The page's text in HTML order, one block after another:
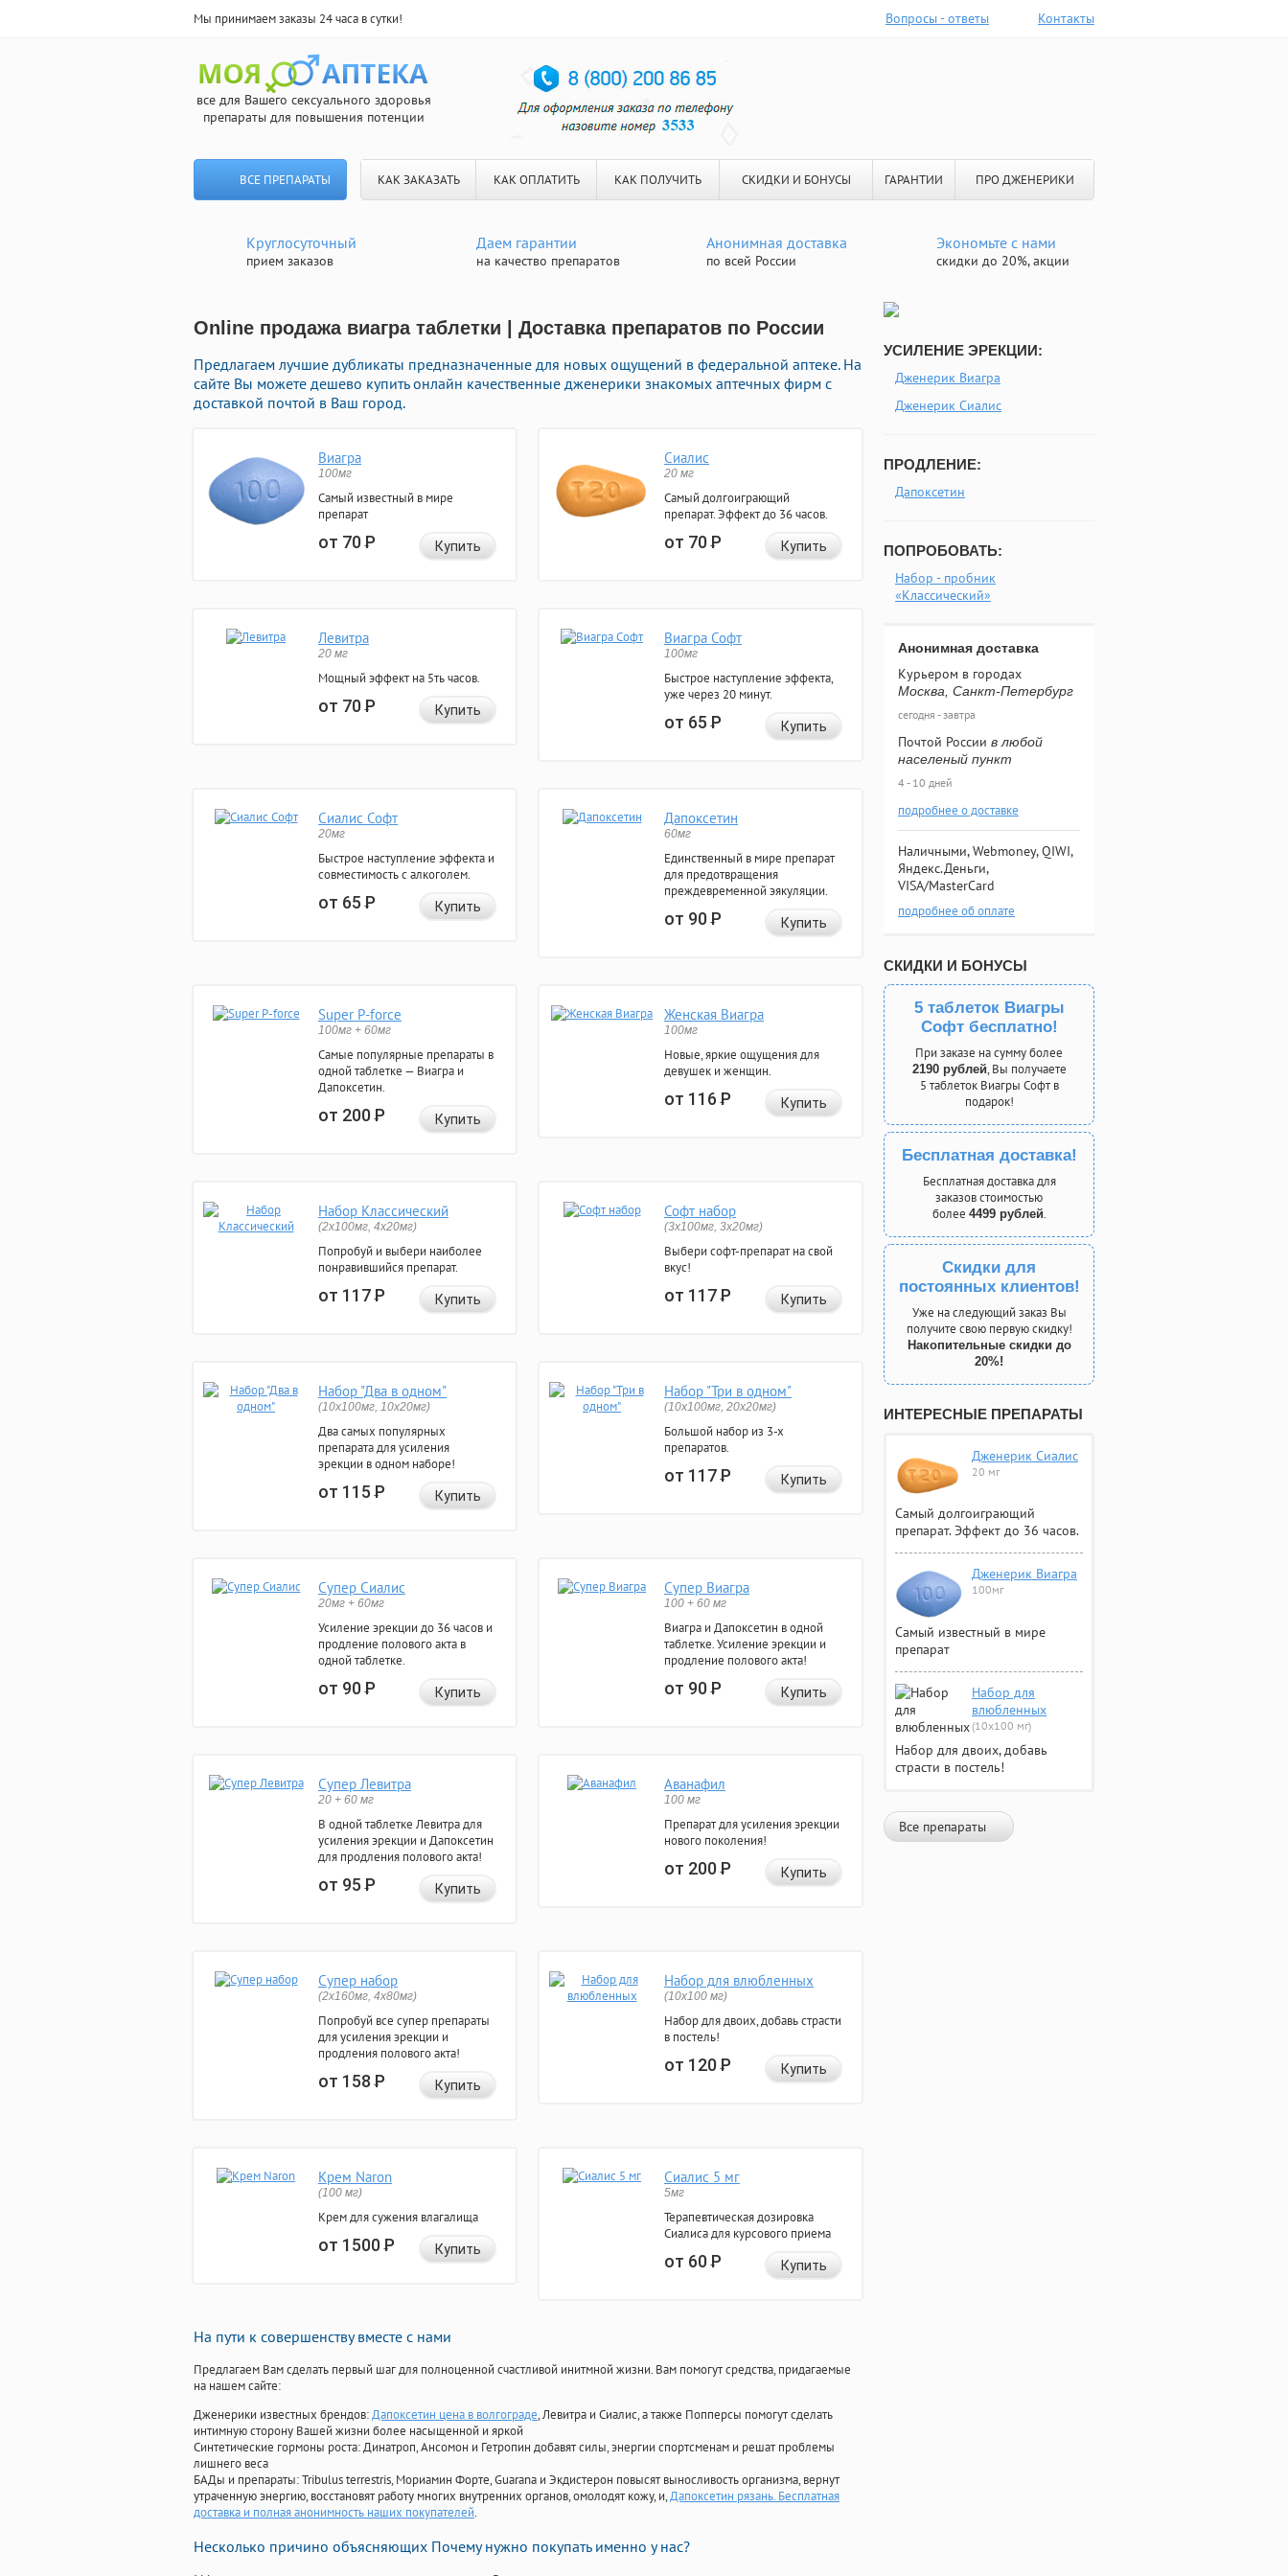
Мы принимаем заказы 24 часа в сутки! Вопросы - ответы Контакты
все для Вашего сексуального здоровья
препараты для повышения потенции
ВСЕ ПРЕПАРАТЫ КАК ЗАКАЗАТЬ КАК ОПЛАТИТЬ КАК ПОЛУЧИТЬ СКИДКИ И БОНУСЫ ГАРАНТИИ ПРО ДЖЕНЕРИКИ
Круглосуточный
прием заказов
Даем гарантии
на качество препаратов
Анонимная доставка
по всей России
Экономьте с нами
скидки до 20%, акции
Online продажа виагра таблетки | Доставка препаратов по России
Предлагаем лучшие дубликаты предназначенные для новых ощущений в федеральной аптеке. На
сайте Вы можете дешево купить онлайн качественные дженерики знакомых аптечных фирм с
доставкой почтой в Ваш город.
Виагра
100мг
Самый известный в мире
препарат
от 70Р Купить
Сиалис
20 мг
Самый долгоиграющий
препарат. Эффект до 36 часов.
от 70Р Купить
Левитра
20 мг
Мощный эффект на 5ть часов.
от 70Р Купить
Виагра Софт
100мг
Быстрое наступление эффекта,
уже через 20 минут.
от 65Р Купить
Сиалис Софт
20мг
Быстрое наступление эффекта и
совместимость с алкоголем.
от 65Р Купить
Дапоксетин
60мг
Единственный в мире препарат
для предотвращения
преждевременной эякуляции.
от 90Р Купить
Super P-force
100мг + 60мг
Самые популярные препараты в
одной таблетке — Виагра и
Дапоксетин.
от 200Р Купить
Женская Виагра
100мг
Новые, яркие ощущения для
девушек и женщин.
от 116Р Купить
Набор Классический
(2x100мг, 4x20мг)
Попробуй и выбери наиболее
понравившийся препарат.
от 117Р Купить
Софт набор
(3x100мг, 3x20мг)
Выбери софт-препарат на свой
вкус!
от 117Р Купить
Набор "Два в одном"
(10x100мг, 10x20мг)
Два самых популярных
препарата для усиления
эрекции в одном наборе!
от 115Р Купить
Набор "Три в одном"
(10x100мг, 20x20мг)
Большой набор из 3-х
препаратов.
от 117Р Купить
Супер Сиалис
20мг + 60мг
Усиление эрекции до 36 часов и
продление полового акта в
одной таблетке.
от 90Р Купить
Супер Виагра
100 + 60 мг
Виагра и Дапоксетин в одной
таблетке. Усиление эрекции и
продление полового акта!
от 90Р Купить
Супер Левитра
20 + 60 мг
В одной таблетке Левитра для
усиления эрекции и Дапоксетин
для продления полового акта!
от 95Р Купить
Аванафил
100 мг
Препарат для усиления эрекции
нового поколения!
от 200Р Купить
Супер набор
(2х160мг, 4х80мг)
Попробуй все супер препараты
для усиления эрекции и
продления полового акта!
от 158Р Купить
Набор для влюбленных
(10х100 мг)
Набор для двоих, добавь страсти
в постель!
от 120Р Купить
Крем Naron
(100 мг)
Крем для сужения влагалища
от 1500Р Купить
Сиалис 5 мг
5мг
Терапевтическая дозировка
Сиалиса для курсового приема
от 60Р Купить
На пути к совершенству вместе с нами
Предлагаем Вам сделать первый шаг для полноценной счастливой инитмной жизни. Вам помогут средства, придагаемые
на нашем сайте:
Дженерики известных брендов:Дапоксетин цена в волгограде, Левитра и Сиалис, а также Попперсы помогут сделать
интимную сторону Вашей жизни более насыщенной и яркой
Синтетические гормоны роста: Динатроп, Ансомон и Гетропин добавят силы, энергии спортсменам и решат проблемы
лишнего веса
БАДы и препараты:Tribulus terrestris, Мориамин Форте, Guarana и Экдистерон повысят выносливость организма, вернут
утраченную энергию, восстановят работу многих внутренних органов, омолодят кожу, и,Дапоксетин рязань. Бесплатная
доставка и полная анонимность наших покупателей.
Несколько причино объясняющих Почему нужно покупать именно у нас?
УСИЛЕНИЕ ЭРЕКЦИИ:
Дженерик Виагра
Дженерик Сиалис
ПРОДЛЕНИЕ:
Дапоксетин
ПОПРОБОВАТЬ:
Набор - пробник
«Классический»
Анонимная доставка
Курьером в городах
Москва, Санкт-Петербург
сегодня - завтра
Почтой России в любой
населеный пункт
4 - 10 дней
подробнее о доставке
Наличными, Webmoney, QIWI,
Яндекс.Деньги,
VISA/MasterCard
подробнее об оплате
СКИДКИ И БОНУСЫ
5 таблеток Виагры
Софт бесплатно!
При заказе на сумму более
2190 рублей, Вы получаете
5 таблеток Виагры Софт в
подарок!
Бесплатная доставка!
Бесплатная доставка для
заказов стоимостью
более 4499 рублей.
Скидки для
постоянных клиентов!
Уже на следующий заказ Вы
получите свою первую скидку!
Накопительные скидки до
20%!
ИНТЕРЕСНЫЕ ПРЕПАРАТЫ
Дженерик Сиалис
20 мг
Самый долгоиграющий
препарат. Эффект до 36 часов.
Дженерик Виагра
100мг
Самый известный в мире
препарат
Набор для
влюбленных
(10х100 мг)
Набор для двоих, добавь
страсти в постель!
Все препараты